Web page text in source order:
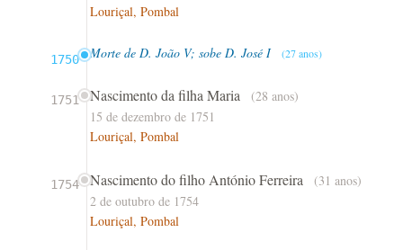
Louriçal, Pombal
1750 Morte de D. João V; sobe D. José I (27 anos)
1751 Nascimento da filha Maria
(28 anos)
15 de dezembro de 1751
Louriçal, Pombal
1754 Nascimento do filho António Ferreira
(31 anos)
2 de outubro de 1754
Louriçal, Pombal